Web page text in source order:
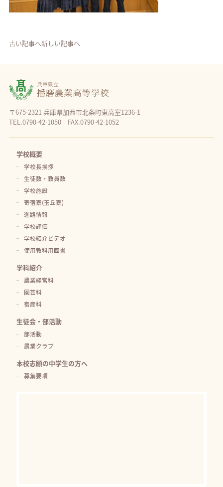
古い記事へ新しい記事へ
〒675-2321 兵庫県加西市北条町東高室1236-1
TEL.0790-42-1050 FAX.0790-42-1052
学校概要
学校長挨拶
生徒数・教員数
学校施設
寄宿寮(玉丘寮)
進路情報
学校評価
学校紹介ビデオ
使用教科用図書
学科紹介
農業経営科
園芸科
畜産科
生徒会・部活動
部活動
農業クラブ
本校志願の中学生の方へ
募集要項